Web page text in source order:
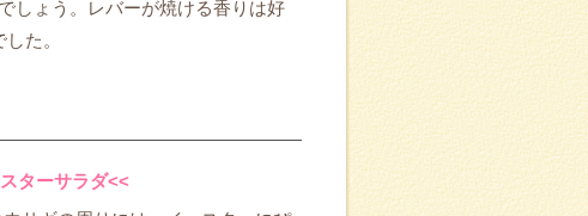
しょう。レバーが焼ける香りは好
た。
ターサラダ<<